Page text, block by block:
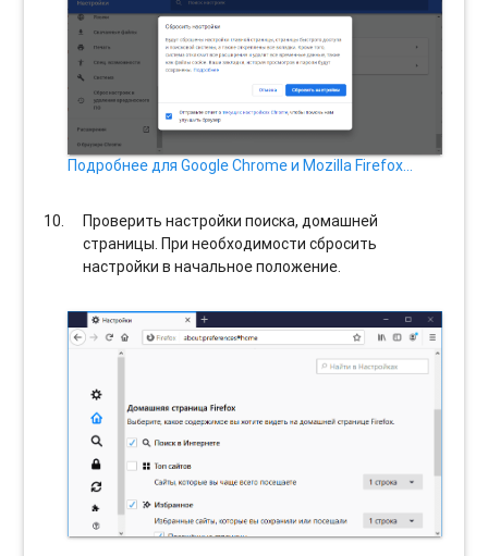
Подробнее для Google Chrome и Mozilla Firefox…
Проверить настройки поиска, домашней
страницы. При необходимости сбросить
настройки в начальное положение.